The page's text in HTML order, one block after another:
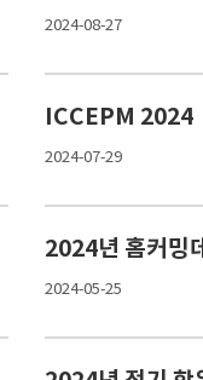
2024-08-27
ICCEPM 2024
2024-07-29
2024년 홈커밍
2024-05-25